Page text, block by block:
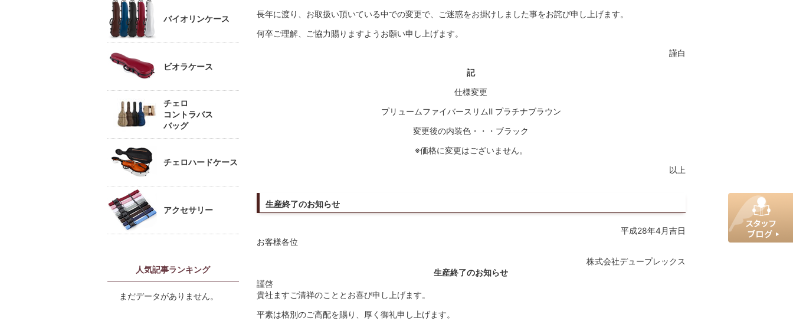
長年に渡り、お取扱い頂いている中での変更で、ご迷惑をお掛けしました事をお詫び申し上げます。
何卒ご理解、ご協力賜りますようお願い申し上げます。
謹白
記
仕様変更
プリュームファイバースリムⅡ プラチナブラウン
変更後の内装色・・・ブラック
※価格に変更はございません。
以上
生産終了のお知らせ
平成28年4月吉日
お客様各位
株式会社デュープレックス
生産終了のお知らせ
謹啓
貴社ますご清祥のこととお喜び申し上げます。
平素は格別のご高配を賜り、厚く御礼申し上げます。
バイオリンケース
ビオラケース
チェロ
コントラバス
バッグ
チェロハードケース
アクセサリー
人気記事ランキング
まだデータがありません。